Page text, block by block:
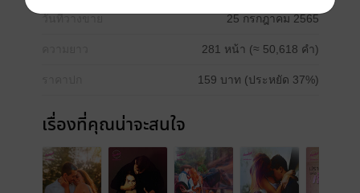
วันที่วางขาย 25 กรกฎาคม 2565
281 หน้า (≈ 50,618 คำ)
159 บาท (ประหยัด 37%)
เรื่องที่คุณน่าจะสนใจ